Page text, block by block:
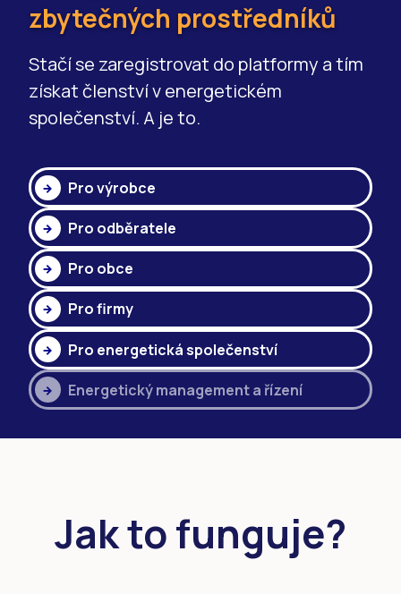
zbytečných prostředníků
Stačí se zaregistrovat do platformy a tím
získat členství v energetickém
společenství. A je to.
Pro výrobce
Pro odběratele
Pro obce
Pro firmy
Pro energetická společenství
Energetický management a řízení
Jak to funguje?